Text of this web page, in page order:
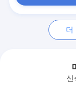
PCAP 터치 모
아이오 터치
더
신